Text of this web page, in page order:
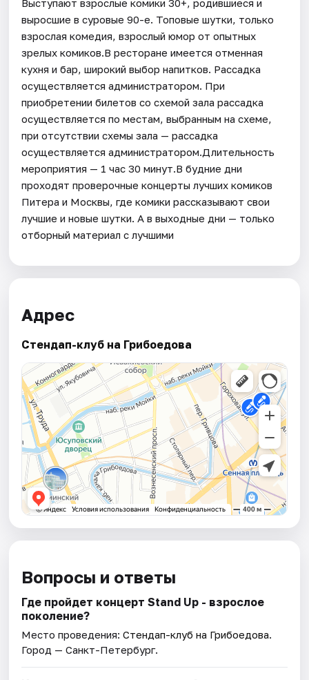
Выступают взрослые комики 30+, родившиеся и
выросшие в суровые 90-е. Топовые шутки, только
взрослая комедия, взрослый юмор от опытных
зрелых комиков.В ресторане имеется отменная
кухня и бар, широкий выбор напитков. Рассадка
осуществляется администратором. При
приобретении билетов со схемой зала рассадка
осуществляется по местам, выбранным на схеме,
при отсутствии схемы зала — рассадка
осуществляется администратором.Длительность
мероприятия — 1 час 30 минут.В будние дни
проходят проверочные концерты лучших комиков
Питера и Москвы, где комики рассказывают свои
лучшие и новые шутки. А в выходные дни — только
отборный материал с лучшими
Адрес
Стендап-клуб на Грибоедова
Вопросы и ответы
Где пройдет концерт Stand Up - взрослое
поколение?
Место проведения:Стендап-клуб на Грибоедова.
Город — Санкт-Петербург.